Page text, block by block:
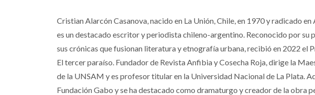
Cristian Alarcón Casanova, nacido en La Unión, Chile, en 1970 y radicado
es un destacado escritor y periodista chileno-argentino. Reconocido por su
sus crónicas que fusionan literatura y etnografía urbana, recibió en 2022 el
El tercer paraíso. Fundador de Revista Anfibia y Cosecha Roja, dirige la
de la UNSAM y es profesor titular en la Universidad Nacional de La Plata.
Fundación Gabo y se ha destacado como dramaturgo y creador de la obra